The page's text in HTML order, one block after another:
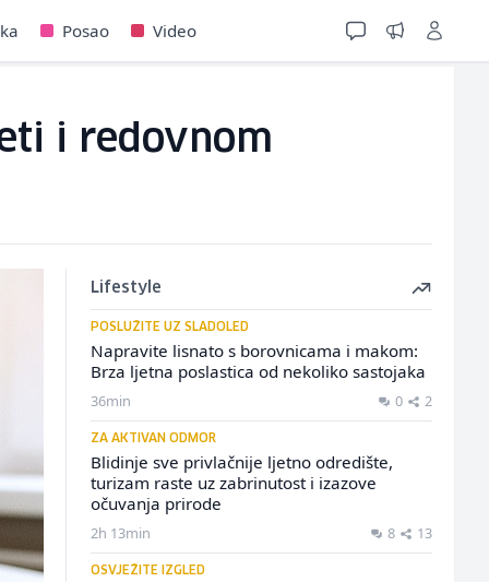
Posao Video
i redovnom
Lifestyle
POSLUŽITE UZ SLADOLED
Napravite lisnato s borovnicama i makom:
Brza ljetna poslastica od nekoliko sastojaka
36min 0 2
ZA AKTIVAN ODMOR
Blidinje sve privlačnije ljetno odredište,
turizam raste uz zabrinutost i izazove
očuvanja prirode
2h 13min 8 13
OSVJEŽITE IZGLED